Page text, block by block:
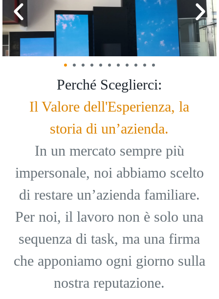
Perché Sceglierci:
Il Valore dell'Esperienza, la
storia di un’azienda.
In un mercato sempre più
impersonale, noi abbiamo scelto
di restare un’azienda familiare.
Per noi, il lavoro non è solo una
sequenza di task, ma una firma
che apponiamo ogni giorno sulla
nostra reputazione.